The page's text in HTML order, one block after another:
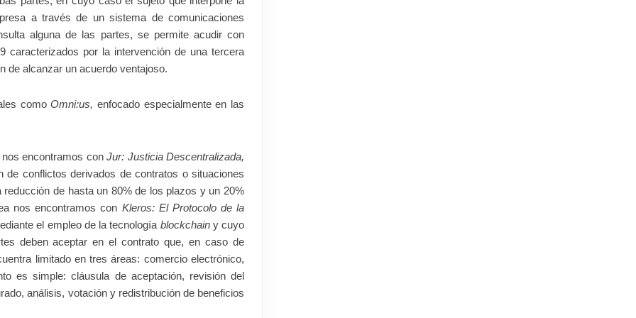
a través de un sistema de comunicaciones
alguna de las partes, se permite acudir con
caracterizados por la intervención de una tercera
de alcanzar un acuerdo ventajoso.
comoOmni:us,enfocado especialmente en las
encontramos con Jur: Justicia Descentralizada,
conflictos derivados de contratos o situaciones
de hasta un 80% de los plazos y un 20%
nos encontramos con Kleros: El Protocolo de la
el empleo de la tecnología blockchain y cuyo
deben aceptar en el contrato que, en caso de
limitado en tres áreas: comercio electrónico,
es simple: cláusula de aceptación, revisión del
análisis, votación y redistribución de beneficios